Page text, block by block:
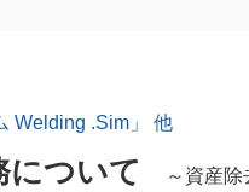
Welding .Sim」 他
について ～資産